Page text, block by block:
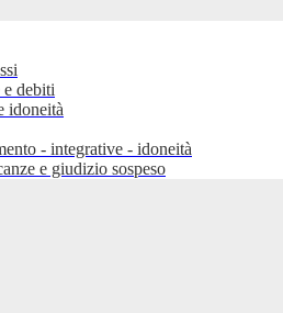
e debiti
idoneità
- integrative - idoneità
e giudizio sospeso